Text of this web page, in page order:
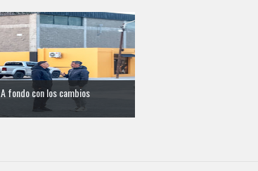
A fondo con los cambios